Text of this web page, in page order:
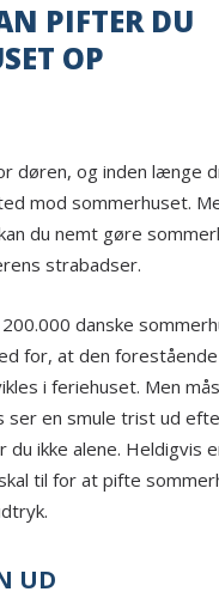
PIFTER DU
OP
døren, og inden længe
mod sommerhuset.
du nemt gøre
strabadser.
danske
for, at den forestående
i feriehuset. Men
ser en smule trist ud
du ikke alene. Heldigvis
til for at pifte
UD